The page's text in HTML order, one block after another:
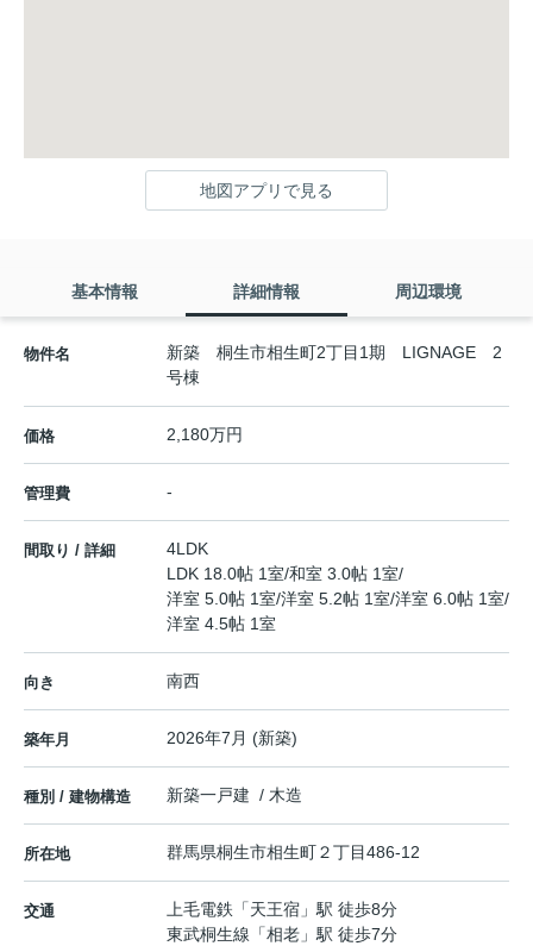
地図アプリで見る
基本情報 詳細情報 周辺環境
物件名
新築 桐生市相生町2丁目1期 LIGNAGE 2
号棟
価格 2,180万円
管理費 -
間取り / 詳細
4LDK
LDK 18.0帖 1室/和室 3.0帖 1室/
洋室 5.0帖 1室/洋室 5.2帖 1室/洋室 6.0帖 1室/
洋室 4.5帖 1室
向き 南西
築年月 2026年7月 (新築)
種別 / 建物構造 新築一戸建 / 木造
所在地 群馬県桐生市相生町２丁目486-12
交通 上毛電鉄 「天王宿 」駅 徒歩8分
東武桐生線 「相老 」駅 徒歩7分